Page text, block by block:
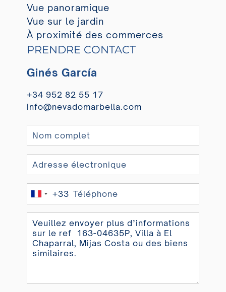
Vue panoramique
Vue sur le jardin
À proximité des commerces
PRENDRE CONTACT
Ginés García
+34 952 82 55 17
info@nevadomarbella.com
France
+33